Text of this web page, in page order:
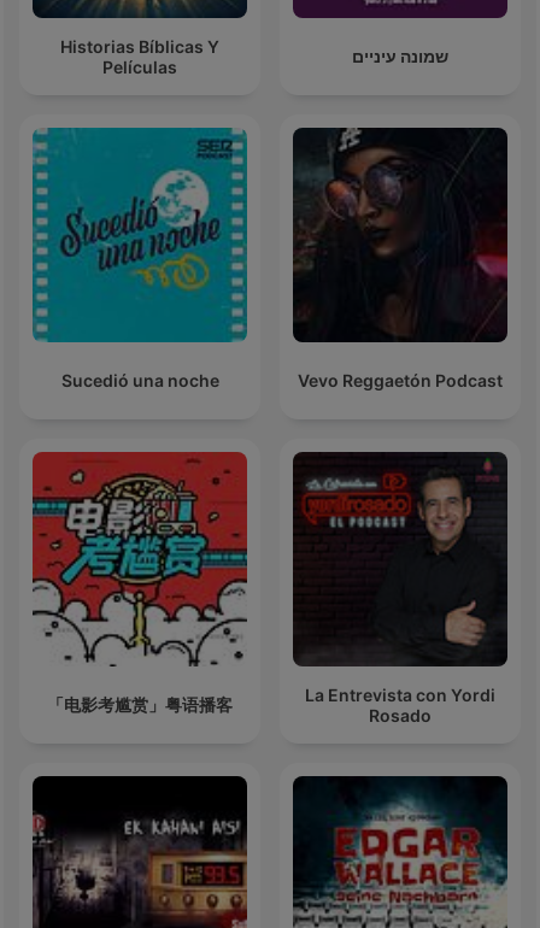
Historias Bíblicas Y
Películas
שמונה עיניים
Sucedió una noche Vevo Reggaetón Podcast
「电影考尴赏」粤语播客
La Entrevista con Yordi
Rosado